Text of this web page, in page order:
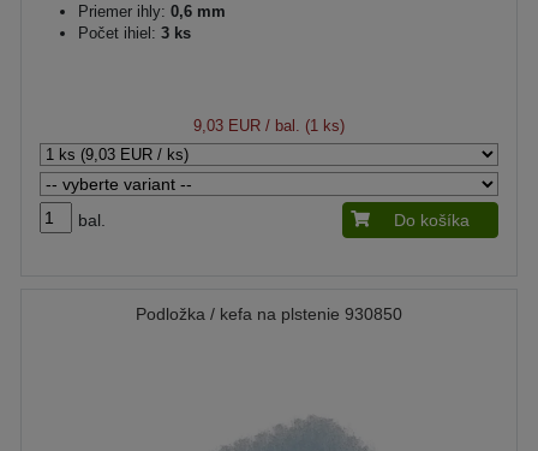
Priemer ihly: 0,6 mm
Počet ihiel: 3 ks
9,03 EUR / bal. (1 ks)
bal. Do košíka
Podložka / kefa na plstenie 930850